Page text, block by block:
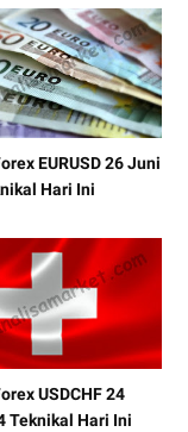
EURUSD 26 Juni
Hari Ini
USDCHF 24
Teknikal Hari Ini